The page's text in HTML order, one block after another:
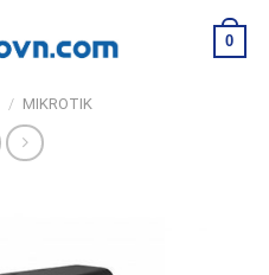
0
/ MIKROTIK